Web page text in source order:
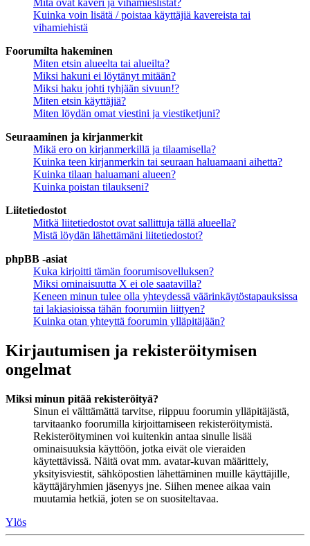
Mitä ovat kaveri ja vihamieslistat?
Kuinka voin lisätä / poistaa käyttäjiä kavereista tai
vihamiehistä
Foorumilta hakeminen
Miten etsin alueelta tai alueilta?
Miksi hakuni ei löytänyt mitään?
Miksi haku johti tyhjään sivuun!?
Miten etsin käyttäjiä?
Miten löydän omat viestini ja viestiketjuni?
Seuraaminen ja kirjanmerkit
Mikä ero on kirjanmerkillä ja tilaamisella?
Kuinka teen kirjanmerkin tai seuraan haluamaani aihetta?
Kuinka tilaan haluamani alueen?
Kuinka poistan tilaukseni?
Liitetiedostot
Mitkä liitetiedostot ovat sallittuja tällä alueella?
Mistä löydän lähettämäni liitetiedostot?
phpBB -asiat
Kuka kirjoitti tämän foorumisovelluksen?
Miksi ominaisuutta X ei ole saatavilla?
Keneen minun tulee olla yhteydessä väärinkäytöstapauksissa
tai lakiasioissa tähän foorumiin liittyen?
Kuinka otan yhteyttä foorumin ylläpitäjään?
Kirjautumisen ja rekisteröitymisen
ongelmat
Miksi minun pitää rekisteröityä?
Sinun ei välttämättä tarvitse, riippuu foorumin ylläpitäjästä,
tarvitaanko foorumilla kirjoittamiseen rekisteröitymistä.
Rekisteröityminen voi kuitenkin antaa sinulle lisää
ominaisuuksia käyttöön, jotka eivät ole vieraiden
käytettävissä. Näitä ovat mm. avatar-kuvan määrittely,
yksityisviestit, sähköpostien lähettäminen muille käyttäjille,
käyttäjäryhmien jäsenyys jne. Siihen menee aikaa vain
muutamia hetkiä, joten se on suositeltavaa.
Ylös